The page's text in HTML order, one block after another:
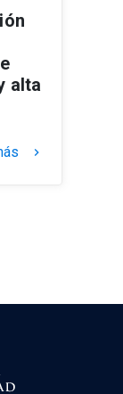
alta
keyboard_arrow_right